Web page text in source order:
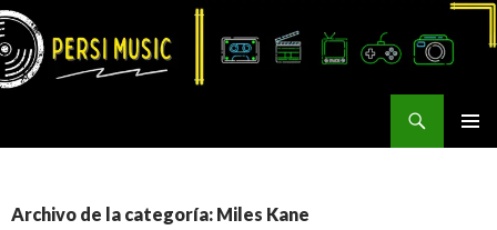
Archivo de la categoría: Miles Kane